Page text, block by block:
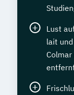
Lust
lait